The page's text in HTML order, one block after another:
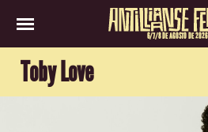
6/7/8 DE AGOSTO DE 2026
Toby Love